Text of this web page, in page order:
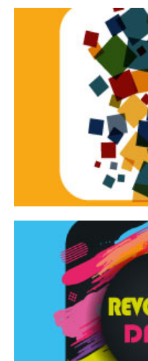
Tracce Dinamiche
Rassegna di danza